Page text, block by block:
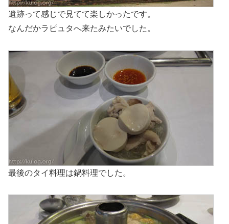
遺跡って感じで見てて楽しかったです。
なんだかラピュタへ来たみたいでした。
最後のタイ料理は鍋料理でした。